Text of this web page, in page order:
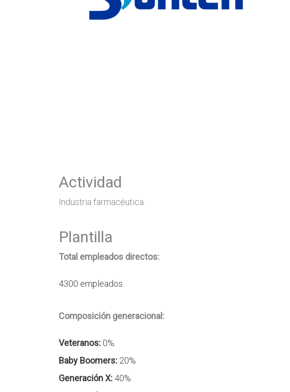
Actividad
Industria farmacéutica.
Plantilla
Total empleados directos:
4300 empleados.
Composición generacional:
Veteranos: 0%
Baby Boomers: 20%
Generación X: 40%